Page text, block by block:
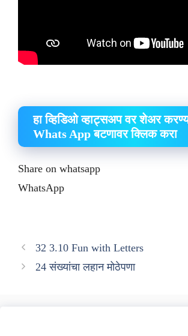
हा व्हिडिओ व्हाट्सअप वर शेअर
Whats App बटणावर क्लिक करा
Share on whatsapp
WhatsApp
32 3.10 Fun with Letters
24 संख्यांचा लहान मोठेपणा